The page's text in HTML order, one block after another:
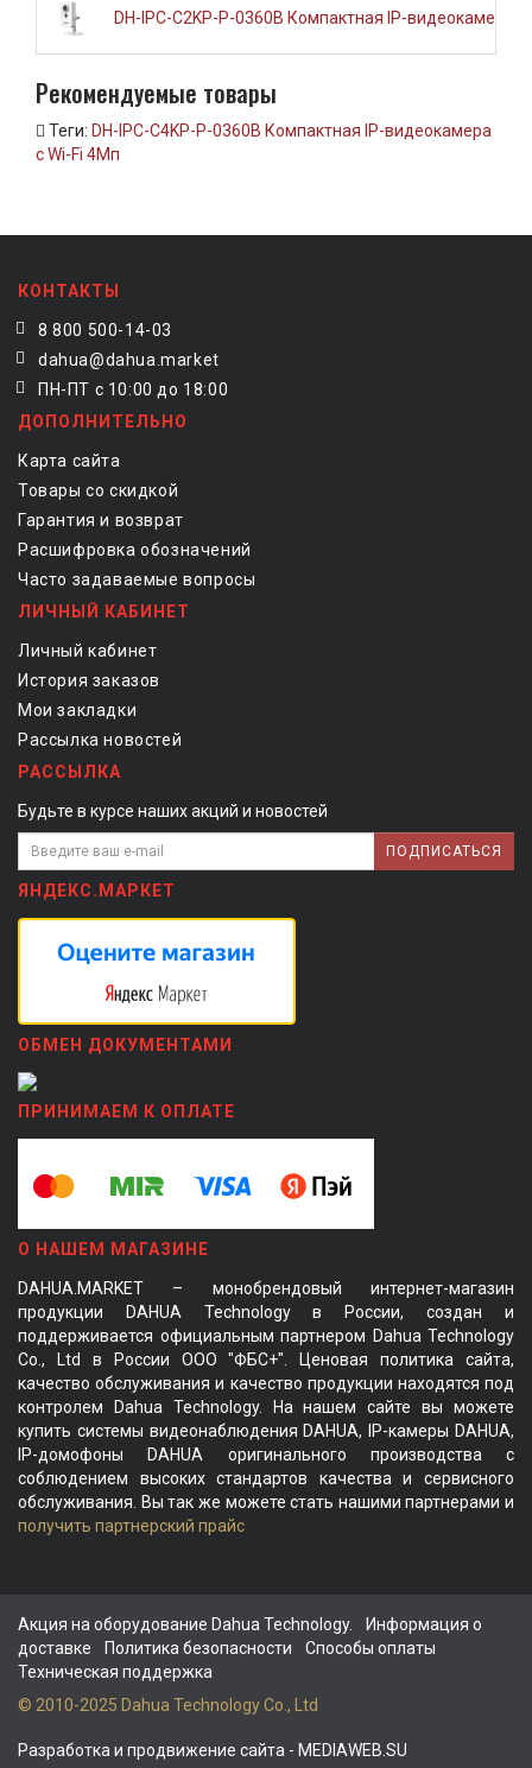
DH-IPC-C2KP-P-0360B Компактная IP-видеокамера с
Рекомендуемые товары
Теги: DH-IPC-C4KP-P-0360B Компактная IP-видеокамера
с Wi-Fi 4Мп
КОНТАКТЫ
8 800 500-14-03
dahua@dahua.market
ПН-ПТ с 10:00 до 18:00
ДОПОЛНИТЕЛЬНО
Карта сайта
Товары со скидкой
Гарантия и возврат
Расшифровка обозначений
Часто задаваемые вопросы
ЛИЧНЫЙ КАБИНЕТ
Личный кабинет
История заказов
Мои закладки
Рассылка новостей
РАССЫЛКА
Будьте в курсе наших акций и новостей
ПОДПИСАТЬСЯ
ЯНДЕКС.МАРКЕТ
ОБМЕН ДОКУМЕНТАМИ
ПРИНИМАЕМ К ОПЛАТЕ
О НАШЕМ МАГАЗИНЕ
DAHUA.MARKET – монобрендовый интернет-магазин
продукции DAHUA Technology в России, создан и
поддерживается официальным партнером Dahua Technology
Co., Ltd в России ООО "ФБС+". Ценовая политика сайта,
качество обслуживания и качество продукции находятся под
контролем Dahua Technology. На нашем сайте вы можете
купить системы видеонаблюдения DAHUA, IP-камеры DAHUA,
IP-домофоны DAHUA оригинального производства с
соблюдением высоких стандартов качества и сервисного
обслуживания. Вы так же можете стать нашими партнерами и
получить партнерский прайс
Акция на оборудование Dahua Technology.
Информация о
доставке
Политика безопасности
Способы оплаты
Техническая поддержка
© 2010-2025 Dahua Technology Co., Ltd
Разработка и продвижение сайта - MEDIAWEB.SU